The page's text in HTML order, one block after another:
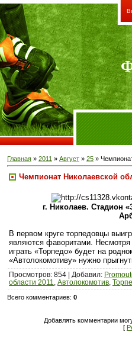
Главная » 2011 » Август » 25 »
Чемпионат Николаевской
г. Николаев. Стадион
В первом круге торпедовцы
являются фаворитами. Несмотря
играть «Торпедо» будет на
«Автолокомотиву» нужно
Просмотров: 854 | Добавил:
области 2011
Автолокомотив
Всего комментариев: 0
Добавлять комментарии
[